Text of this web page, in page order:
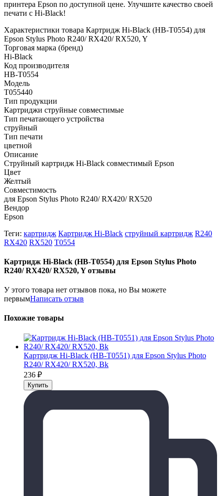
принтера Epson по доступной цене. Улучшите качество своей
печати с Hi-Black!
Характеристики товара Картридж Hi-Black (HB-T0554) для
Epson Stylus Photo R240/ RX420/ RX520, Y
Торговая марка (бренд)
Hi-Black
Код производителя
HB-T0554
Модель
T055440
Тип продукции
Картриджи струйные совместимые
Тип печатающего устройства
струйный
Тип печати
цветной
Описание
Струйный картридж Hi-Black совместимый Epson
Цвет
Желтый
Совместимость
для Epson Stylus Photo R240/ RX420/ RX520
Вендор
Epson
Теги: картридж Картридж Hi-Black струйный картридж R240
RX420 RX520 T0554
Картридж Hi-Black (HB-T0554) для Epson Stylus Photo
R240/ RX420/ RX520, Y отзывы
У этого товара нет отзывов пока, но Вы можете
первымНаписать отзыв
Похожие товары
Картридж Hi-Black (HB-T0551) для Epson Stylus Photo
R240/ RX420/ RX520, Bk
236 ₽